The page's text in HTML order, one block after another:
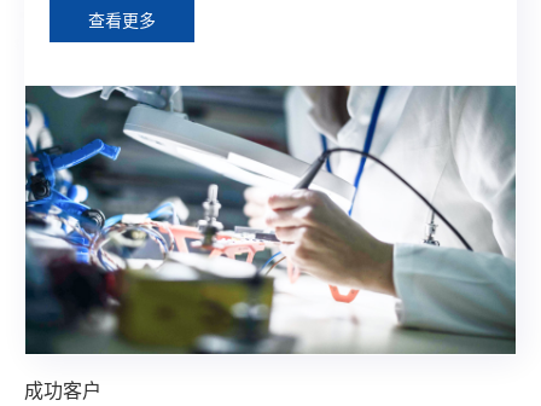
查看更多
成功客户
查看更多
成功客户
成功客户
查看更多
成功客户
成功客户